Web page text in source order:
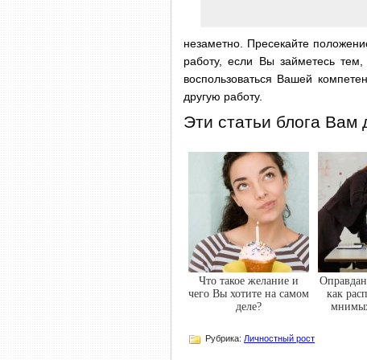
незаметно. Пресекайте
работу, если Вы займетесь тем,
воспользоваться Вашей
другую работу.
Эти статьи блога
Что такое желание и
чего Вы хотите на самом
деле?
как
Рубрика: Личностный рост